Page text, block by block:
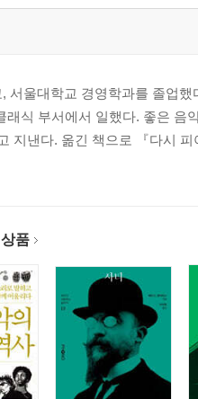
서울대학교 경영학과를 졸업
래식 부서에서 일했다. 좋은 음
지낸다. 옮긴 책으로 『다시
품